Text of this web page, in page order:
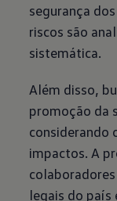
segurança
riscos são
sistemática.
Além disso,
promoção da
considerando
impactos. A
legais do país